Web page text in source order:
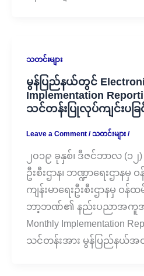
သတင်းများ
မွန်ပြည်နယ်တွင်
Implementation
သင်တန်းပြုလုပ်ကျင်းပခြ
Leave a Comment /သတင်းများ/
၂၀၁၉ ခုနှစ်၊ ဒီဇင်ဘာလ (၁
ဦးစီးဌာန၊ ဘဏ္ဍာရေးဌာနမှ
ကျန်းမာရေးဦးစီးဌာနမှ ဝန်ထ
ဘာ့ဘဏ်၏ နည်းပညာအကူအညီ
Monthly Implementation
သင်တန်းအား မွန်ပြည်နယ်အ